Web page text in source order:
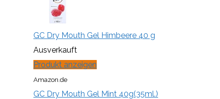
GC Dry Mouth Gel Himbeere 40 g
Ausverkauft
Produkt anzeigen
Amazon.de
GC Dry Mouth Gel Mint 40g(35ml.)